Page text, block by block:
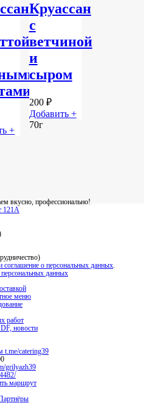
+
Круассан
с
ветчиной
и
сыром
200 ₽
Добавить +
70г
вкусно, профессионально!
121А
соглашение о персональных данных.
данных
меню
работ
новости
t.me/catering39
grilyazh39
маршрут